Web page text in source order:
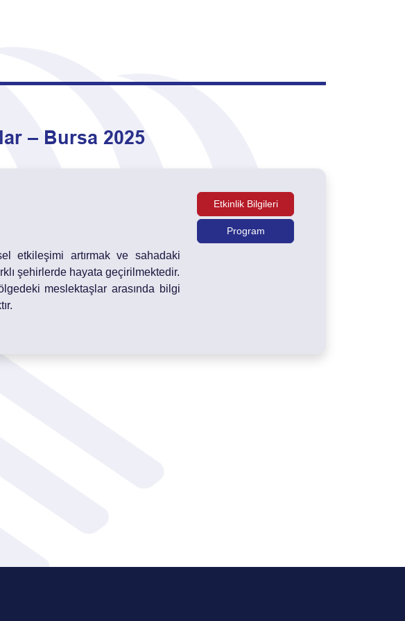
– Bursa 2025
etkileşimi artırmak ve sahadaki
şehirlerde hayata geçirilmektedir.
meslektaşlar arasında bilgi
Etkinlik Bilgileri
Program